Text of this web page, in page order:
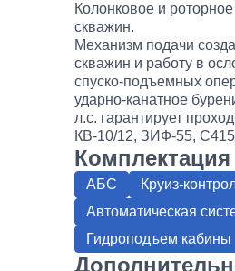
Колонковое и
скважин.
Механизм подачи
скважин и работу в
спуско-подъемных
ударно-канатное
л.с. гарантирует
КВ-10/12, ЗИФ-55,
Комплектация
АБС Круиз-
Автоматическая
Гидроподъем кабины